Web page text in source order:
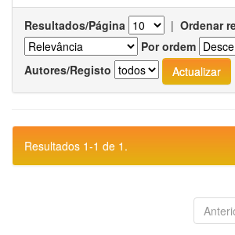
Resultados/Página | Ordenar
Por ordem
Autores/Registo
Resultados 1-1 de 1.